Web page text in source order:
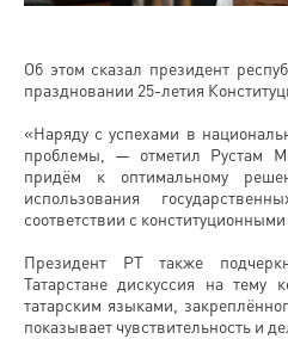
Об этом сказал президент
праздновании 25-летия
«Наряду с успехами в
проблемы, — отметил Рустам
придём к оптимальному
использования
соответствии с
Президент РТ также
Татарстане дискуссия на тему
татарским языками,
показывает чувствительность и